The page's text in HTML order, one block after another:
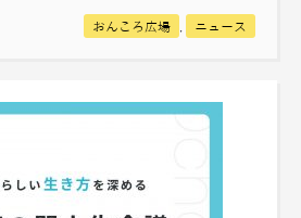
おんころ広場 ニュース